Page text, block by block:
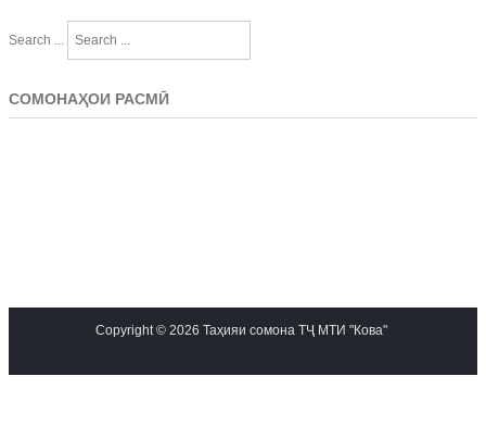
Search ...
СОМОНАҲОИ РАСМӢ
Copyright © 2026 Таҳияи сомона ТҶ МТИ "Кова"